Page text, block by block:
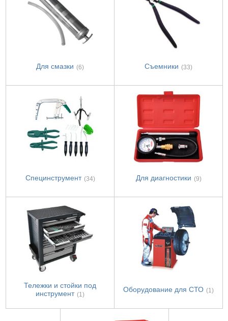
Для смазки (6) Съемники (33)
Специнструмент (34) Для диагностики (9)
Тележки и стойки под
инструмент (1)
Оборудование для СТО (1)